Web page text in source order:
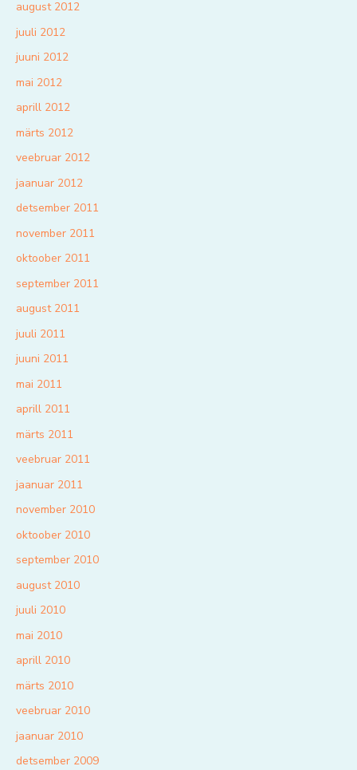
august 2012
juuli 2012
juuni 2012
mai 2012
aprill 2012
märts 2012
veebruar 2012
jaanuar 2012
detsember 2011
november 2011
oktoober 2011
september 2011
august 2011
juuli 2011
juuni 2011
mai 2011
aprill 2011
märts 2011
veebruar 2011
jaanuar 2011
november 2010
oktoober 2010
september 2010
august 2010
juuli 2010
mai 2010
aprill 2010
märts 2010
veebruar 2010
jaanuar 2010
detsember 2009